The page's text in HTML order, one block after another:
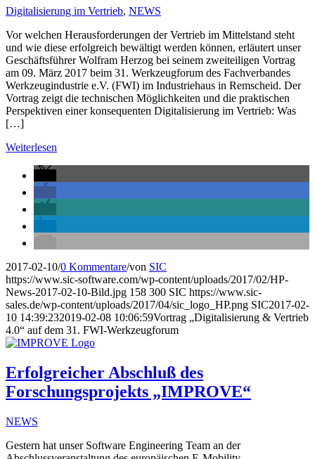
Digitalisierung im Vertrieb, NEWS
Vor welchen Herausforderungen der Vertrieb im Mittelstand steht
und wie diese erfolgreich bewältigt werden können, erläutert unser
Geschäftsführer Wolfram Herzog bei seinem zweiteiligen Vortrag
am 09. März 2017 beim 31. Werkzeugforum des Fachverbandes
Werkzeugindustrie e.V. (FWI) im Industriehaus in Remscheid. Der
Vortrag zeigt die technischen Möglichkeiten und die praktischen
Perspektiven einer konsequenten Digitalisierung im Vertrieb: Was
[…]
Weiterlesen
2017-02-10/0 Kommentare/von SIC
https://www.sic-software.com/wp-content/uploads/2017/02/HP-
News-2017-02-10-Bild.jpg 158 300 SIC https://www.sic-
sales.de/wp-content/uploads/2017/04/sic_logo_HP.png SIC2017-02-
10 14:39:232019-02-08 10:06:59Vortrag „Digitalisierung & Vertrieb
4.0“ auf dem 31. FWI-Werkzeugforum
Erfolgreicher Abschluß des
Forschungsprojekts „IMPROVE“
NEWS
Gestern hat unser Software Engineering Team an der